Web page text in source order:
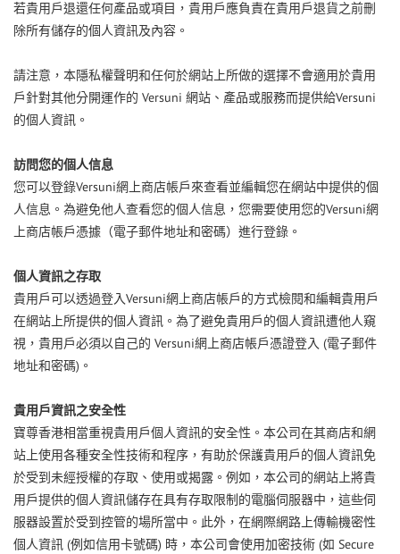
若貴用戶退還任何產品或項目，貴用戶應負責在貴用戶退貨之前刪
除所有儲存的個人資訊及內容。
請注意，本隱私權聲明和任何於網站上所做的選擇不會適用於貴用
戶針對其他分開運作的 Versuni 網站、產品或服務而提供給Versuni
的個人資訊。
訪問您的個人信息
您可以登錄Versuni網上商店帳戶來查看並編輯您在網站中提供的個
人信息。為避免他人查看您的個人信息，您需要使用您的Versuni網
上商店帳戶憑據（電子郵件地址和密碼）進行登錄。
個人資訊之存取
貴用戶可以透過登入 Versuni網上商店帳戶的方式檢閱和編輯貴用戶
在網站上所提供的個人資訊。為了避免貴用戶的個人資訊遭他人窺
視，貴用戶必須以自己的 Versuni網上商店帳戶憑證登入 (電子郵件
地址和密碼) 。
貴用戶資訊之安全性
寶尊香港相當重視貴用戶個人資訊的安全性。本公司在其商店和網
站上使用各種安全性技術和程序，有助於保護貴用戶的個人資訊免
於受到未經授權的存取、使用或揭露。例如，本公司的網站上將貴
用戶提供的個人資訊儲存在具有存取限制的電腦伺服器中，這些伺
服器設置於受到控管的場所當中。此外，在網際網路上傳輸機密性
個人資訊 (例如信用卡號碼) 時，本公司會使用加密技術 (如 Secure